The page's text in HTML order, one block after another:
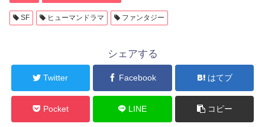
SF ヒューマンドラマ ファンタジー
シェアする
Twitter Facebook はてブ
Pocket LINE コピー